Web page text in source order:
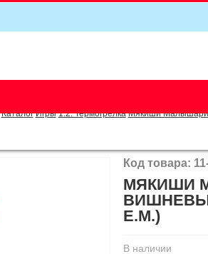
Каталог Игры 1.2. Термогрелка Мякиши
Код товара:
МЯКИШИ
Е.М.)
В наличии